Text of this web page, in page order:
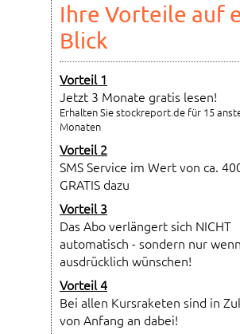
Ihre Vorteile auf
Blick
Vorteil 1
Jetzt 3 Monate gratis lesen!
Erhalten Sie stockreport.de für 15
Monaten
Vorteil 2
SMS Service im Wert von ca.
GRATIS dazu
Vorteil 3
Das Abo verlängert sich NICHT
automatisch - sondern nur
ausdrücklich wünschen!
Vorteil 4
Bei allen Kursraketen sind in
von Anfang an dabei!